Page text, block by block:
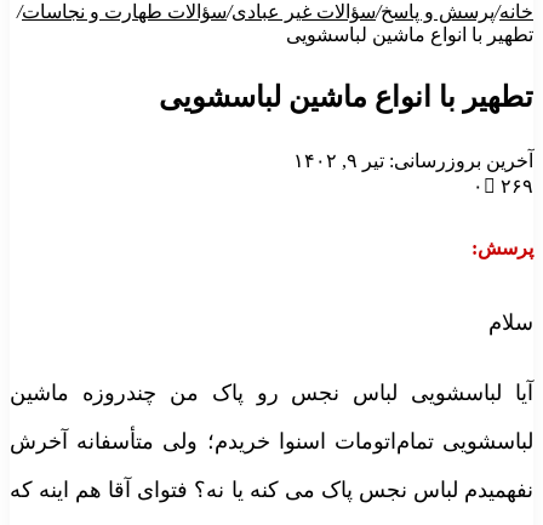
/پرسش و پاسخ/سؤالات غیر عبادی/سؤالات طهارت و نجاسات/
با انواع ماشین لباسشویی
با انواع ماشین لباسشویی
بروزرسانی: تیر ۹, ۱۴۰۲
۰
لباسشویی لباس نجس رو پاک من چندروزه ماشین
تمام‌اتومات اسنوا خریدم؛ ولی متأسفانه آخرش
لباس نجس پاک می کنه یا نه؟ فتوای آقا هم اینه که